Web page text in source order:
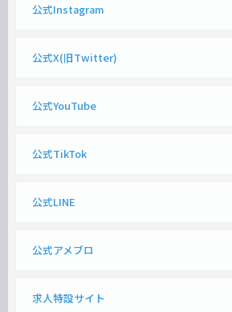
公式Instagram
公式X(旧Twitter)
公式YouTube
公式TikTok
公式LINE
公式アメブロ
求人特設サイト